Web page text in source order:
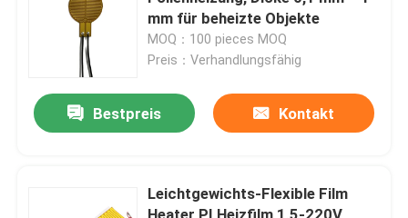
Videos
Über uns
Fabrik-Ausflug
Qualitätskontrolle
mm für beheizte Objekte
MOQ：100 pieces MOQ
Preis：Verhandlungsfähig
Bestpreis Kontakt
Leichtgewichts-Flexible Film